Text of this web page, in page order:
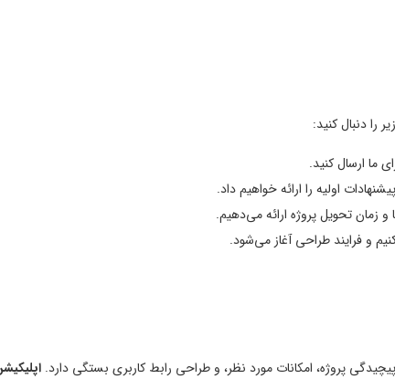
را دنبال کنید:
ما ارسال کنید.
اولیه را ارائه خواهیم داد.
زمان تحویل پروژه ارائه می‌دهیم.
و فرایند طراحی آغاز می‌شود.
پروژه، امکانات مورد نظر، و طراحی رابط کاربری بستگی دارد.